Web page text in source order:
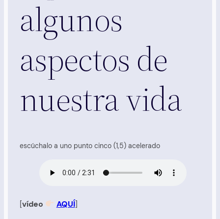
algunos
aspectos de
nuestra vida
escúchalo a uno punto cinco (1,5) acelerado
[vídeo AQUÍ]